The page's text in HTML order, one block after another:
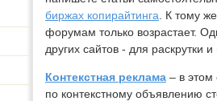
биржах копирайтинга . К тому
форумам только возрастает.
других сайтов - для
Контекстная реклама – в этом
по контекстному объявлению